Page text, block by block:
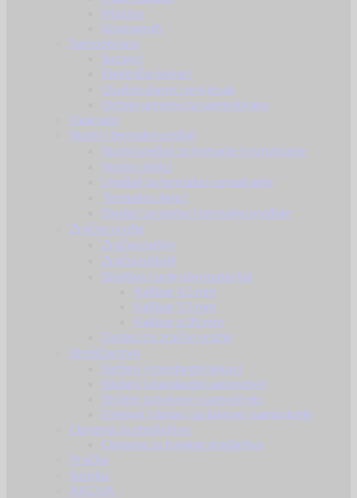
Maziva
Kronografi
Samoobrana
Suzavci
Električni šokeri
Osobni alarm / privjesak
Ostala oprema za samoobranu
Gearskin
Noćni i termalni uređaji
Noćni uređaji za kretanje i osmatranje
Noćni ciljnici
Uređaji za termalno osmatranje
Termalni ciljnici
Dodaci za noćne i termalne uređaje
Zračno oružje
Zračne puške
Zračni pištolji
Streljivo i potrošni materijal
Kalibar 4.5 mm
Kalibar 5.5 mm
Kalibar 6.35 mm
Dodaci za zračno oružje
Streličarstvo
Složeni i standardni lukovi
Složeni i standardni samostreli
Strijele za lukove i samostrele
Dijelovi i dodaci za lukove i samostrele
Oprema za streljaštvo
Oprema za trening streljaštva
Pračke
Surplus
AKCIJA